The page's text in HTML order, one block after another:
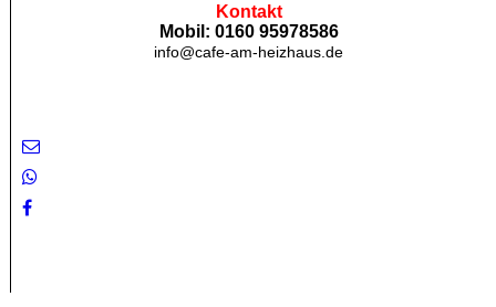
Kontakt
Mobil: 0160 95978586
info@cafe-am-heizhaus.de